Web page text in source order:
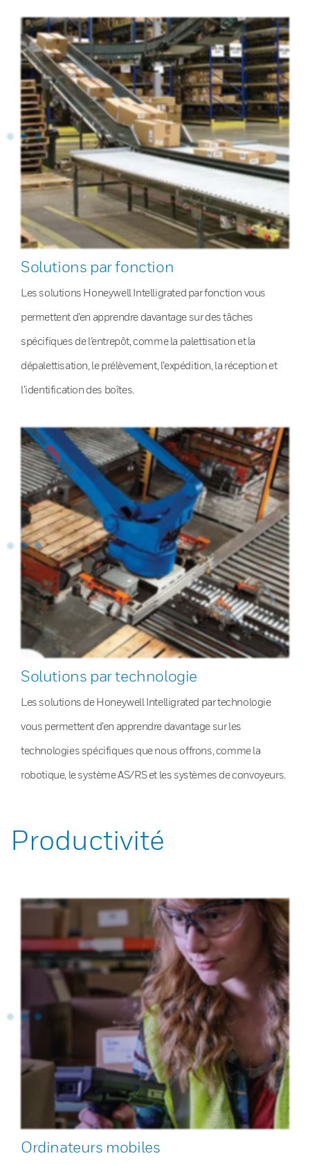
Solutions par fonction
Les solutions Honeywell Intelligrated par fonction vous
permettent d’en apprendre davantage sur des tâches
spécifiques de l’entrepôt, comme la palettisation et la
dépalettisation, le prélèvement, l’expédition, la réception et
l’identification des boîtes.
Solutions par technologie
Les solutions de Honeywell Intelligrated par technologie
vous permettent d’en apprendre davantage sur les
technologies spécifiques que nous offrons, comme la
robotique, le système AS/RS et les systèmes de convoyeurs.
Productivité
Ordinateurs mobiles